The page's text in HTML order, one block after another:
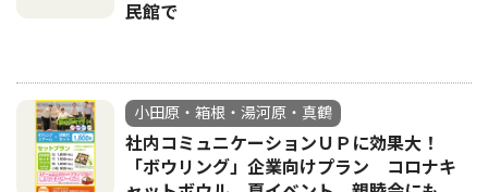
民館で
小田原・箱根・湯河原・真鶴
社内コミュニケーションＵＰに効果大！
「ボウリング」企業向けプラン コロナキ